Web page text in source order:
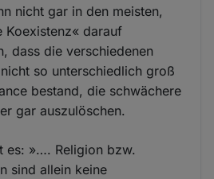
nicht gar in den meisten,
Koexistenz« darauf
dass die verschiedenen
so unterschiedlich groß
bestand, die schwächere
gar auszulöschen.
es: »…. Religion bzw.
sind allein keine